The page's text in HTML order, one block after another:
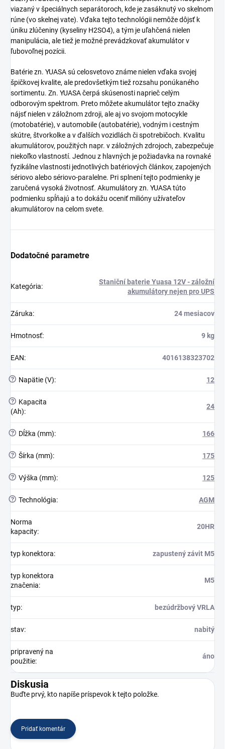
viazaný v špeciálnych separátoroch, kde je zasáknutý vo skelnom
rúne (vo skelnej vate). Vďaka tejto technológii nemôže dôjsť k
úniku zlúčeniny (kyseliny H2SO4), a tým je uľahčená nielen
manipulácia, ale tiež je možné prevádzkovať akumulátor v
ľubovoľnej pozícii.
Batérie zn. YUASA sú celosvetovo známe nielen vďaka svojej
špičkovej kvalite, ale predovšetkým tiež rozsahu ponúkaného
sortimentu. Zn. YUASA čerpá skúsenosti naprieč celým
odborovým spektrom. Preto môžete akumulátor tejto značky
nájsť nielen v záložnom zdroji, ale aj vo svojom motocykle
(motobatérie), v automobile (autobatérie), vodným i cestným
skútre, štvorkolke a v ďalších vozidlách či spotrebičoch. Kvalitu
akumulátorov, použitých napr. v záložných zdrojoch, zabezpečuje
niekoľko vlastností. Jednou z hlavných je požiadavka na rovnaké
fyzikálne vlastnosti jednotlivých batériových článkov, zapojených
sériovo alebo sériovo-paralelne. Pri splnení tejto podmienky je
zaručená vysoká životnosť. Akumulátory zn. YUASA túto
podmienku spĺňajú a to dokážu oceniť milióny užívateľov
akumulátorov na celom svete.
Dodatočné parametre
Kategória:
Staniční baterie Yuasa 12V - záložní
akumulátory nejen pro UPS
Záruka: 24 mesiacov
Hmotnosť: 9 kg
EAN: 4016138323702
? Napätie (V): 12
?
Kapacita
(Ah):
24
? Dĺžka (mm): 166
? Šírka (mm): 175
? Výška (mm): 125
? Technológia: AGM
Norma
kapacity:
20HR
typ konektora: zapustený závit M5
typ konektora
značenia:
M5
typ: bezúdržbový VRLA
stav: nabitý
pripravený na
použitie:
áno
Diskusia
Buďte prvý, kto napíše príspevok k tejto položke.
Pridať komentár